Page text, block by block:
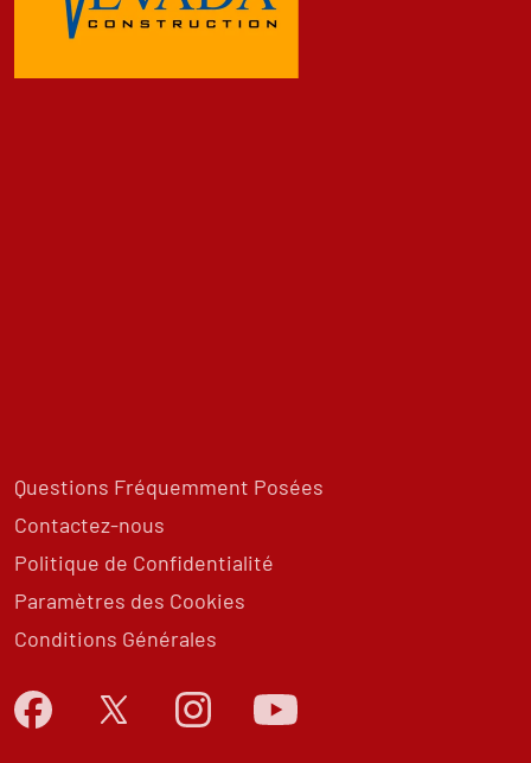
Questions Fréquemment Posées
Contactez-nous
Politique de Confidentialité
Paramètres des Cookies
Conditions Générales